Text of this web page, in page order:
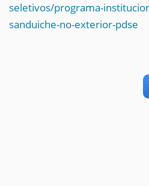
seletivos/programa-
sanduiche-no-exterior-pdse